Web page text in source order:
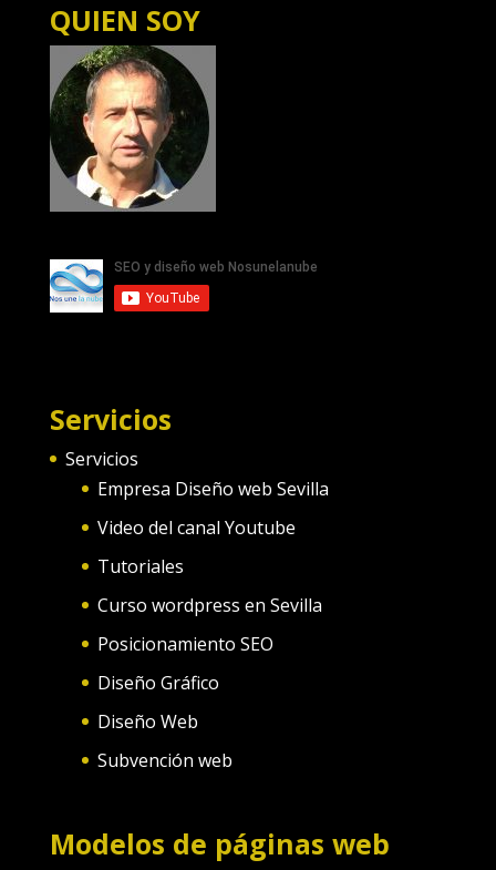
QUIEN SOY
Servicios
Servicios
Empresa Diseño web Sevilla
Video del canal Youtube
Tutoriales
Curso wordpress en Sevilla
Posicionamiento SEO
Diseño Gráfico
Diseño Web
Subvención web
Modelos de páginas web